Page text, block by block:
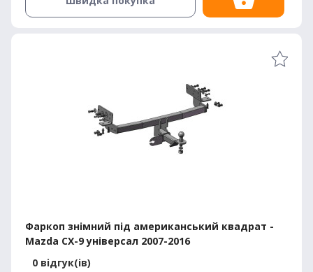
Фаркоп знімний під американський квадрат -
Mazda CX-9 універсал 2007-2016
0 відгук(ів)